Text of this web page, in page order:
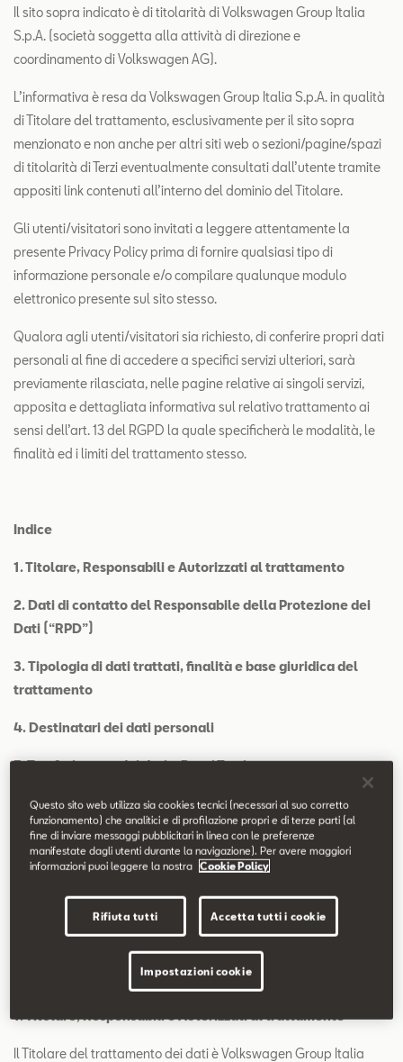
Configuratore
Il sito sopra indicato è di titolarità di Volkswagen Group Italia
S.p.A. (società soggetta alla attività di direzione e
coordinamento di Volkswagen AG).
L’informativa è resa da Volkswagen Group Italia S.p.A. in qualità
di Titolare del trattamento, esclusivamente per il sito sopra
menzionato e non anche per altri siti web o sezioni/pagine/spazi
di titolarità di Terzi eventualmente consultati dall’utente tramite
appositi link contenuti all’interno del dominio del Titolare.
Gli utenti/visitatori sono invitati a leggere attentamente la
presente Privacy Policy prima di fornire qualsiasi tipo di
informazione personale e/o compilare qualunque modulo
elettronico presente sul sito stesso.
Qualora agli utenti/visitatori sia richiesto, di conferire propri dati
personali al fine di accedere a specifici servizi ulteriori, sarà
previamente rilasciata, nelle pagine relative ai singoli servizi,
apposita e dettagliata informativa sul relativo trattamento ai
sensi dell’art. 13 del RGPD la quale specificherà le modalità, le
finalità ed i limiti del trattamento stesso.
Indice
1. Titolare, Responsabili e Autorizzati al trattamento
2.Dati di contatto del Responsabile della Protezione dei
Dati (“RPD”)
3.Tipologia di dati trattati, finalità e base giuridica del
trattamento
4. Destinatari dei dati personali
5. Trasferimento dei dati a Paesi Terzi
6. Modalità del trattamento e periodo di conservazione dei
dati
7. Diritti dell’Interessato
8. Comunicazione e conferimento dei dati
9. Aggiornamento e modifica della Privacy Policy
1. Titolare, Responsabili e Autorizzati al trattamento
Il Titolare del trattamento dei dati è Volkswagen Group Italia
Questo sito web utilizza sia cookies tecnici (necessari al suo corretto
funzionamento) che analitici e di profilazione propri e di terze parti (al
fine di inviare messaggi pubblicitari in linea con le preferenze
manifestate dagli utenti durante la navigazione). Per avere maggiori
informazioni puoi leggere la nostra
Cookie Policy
Rifiuta tutti Accetta tutti i cookie
Impostazioni cookie